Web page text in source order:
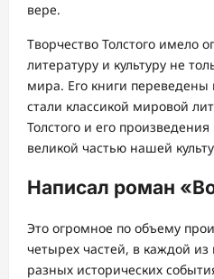
вере.
Творчество Толстого имело
литературу и культуру не
мира. Его книги
стали классикой мировой
Толстого и его произведения
великой частью нашей
Написал роман
Это огромное по объему
четырех частей, в каждой из
разных исторических